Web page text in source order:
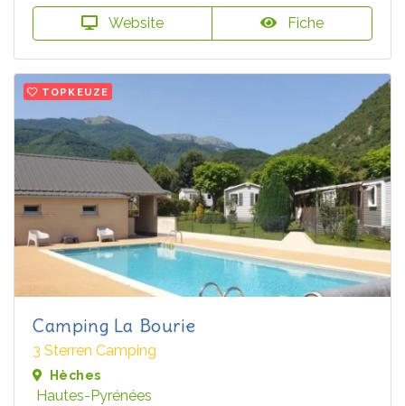
Website Fiche
TOPKEUZE
Camping La Bourie
3 Sterren Camping
Hèches
Hautes-Pyrénées